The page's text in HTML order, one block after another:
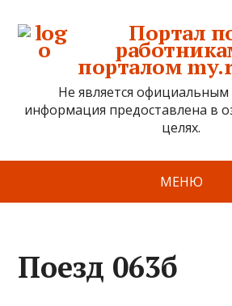
Портал
порталом
Не является официальным
информация предоставлена в
целях.
МЕНЮ
Поезд 063б